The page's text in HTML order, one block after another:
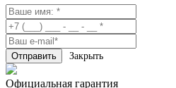
Закрыть
Официальная гарантия